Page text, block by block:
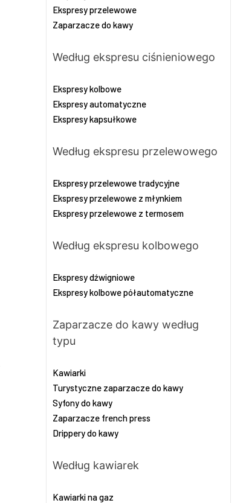
Ekspresy przelewowe
Zaparzacze do kawy
Według ekspresu ciśnieniowego
Ekspresy kolbowe
Ekspresy automatyczne
Ekspresy kapsułkowe
Według ekspresu przelewowego
Ekspresy przelewowe tradycyjne
Ekspresy przelewowe z młynkiem
Ekspresy przelewowe z termosem
Według ekspresu kolbowego
Ekspresy dźwigniowe
Ekspresy kolbowe półautomatyczne
Zaparzacze do kawy według
typu
Kawiarki
Turystyczne zaparzacze do kawy
Syfony do kawy
Zaparzacze french press
Drippery do kawy
Według kawiarek
Kawiarki na gaz